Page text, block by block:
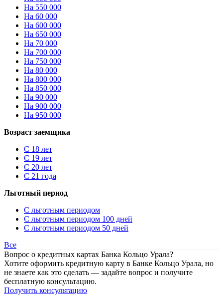
На 550 000
На 60 000
На 600 000
На 650 000
На 70 000
На 700 000
На 750 000
На 80 000
На 800 000
На 850 000
На 90 000
На 900 000
На 950 000
Возраст заемщика
С 18 лет
С 19 лет
С 20 лет
С 21 года
Льготный период
С льготным периодом
С льготным периодом 100 дней
С льготным периодом 50 дней
Все
Вопрос о кредитных картах Банка Кольцо Урала?
Хотите оформить кредитную карту в Банке Кольцо Урала, но
не знаете как это сделать — задайте вопрос и получите
бесплатную консультацию.
Получить консультацию